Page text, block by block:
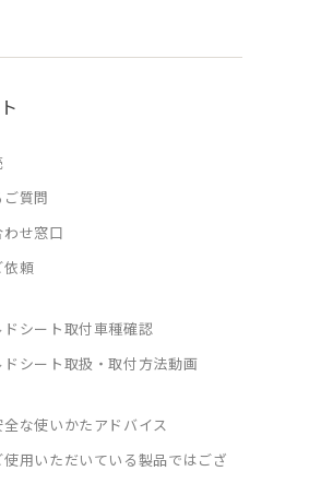
質問
せ窓口
依頼
ドシート取付車種確認
ドシート取扱・取付方法動画
な使いかたアドバイス
用いただいている製品ではござ